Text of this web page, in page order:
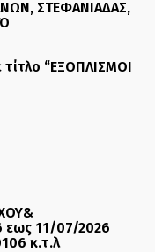
ΣΤΕΦΑΝΙΑΔΑΣ,
“ΕΞΟΠΛΙΣΜΟΙ
11/07/2026
κ.τ.λ